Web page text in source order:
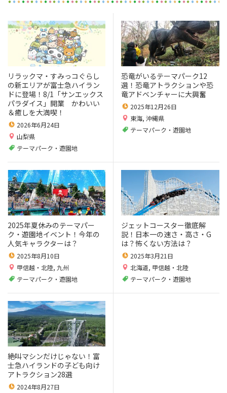
リラックマ・すみっコぐらし
の新エリアが富士急ハイラン
ドに登場！8/1「サンエックス
パラダイス」開業 かわいい
＆癒しを大満喫！
2026年6月24日
山梨県
テーマパーク・遊園地
恐竜がいるテーマパーク12
選！恐竜アトラクションや恐
竜アドベンチャーに大興奮
2025年12月26日
東海, 沖縄県
テーマパーク・遊園地
2025年夏休みのテーマパー
ク・遊園地イベント！今年の
人気キャラクターは？
2025年8月10日
甲信越・北陸, 九州
テーマパーク・遊園地
ジェットコースター徹底解
説！日本一の速さ・高さ・G
は？怖くない方法は？
2025年3月21日
北海道, 甲信越・北陸
テーマパーク・遊園地
絶叫マシンだけじゃない！富
士急ハイランドの子ども向け
アトラクション28選
2024年8月27日